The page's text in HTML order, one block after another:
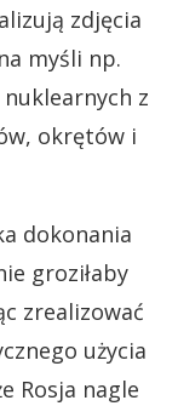
zdjęcia
myśli np.
z
okrętów i
dokonania
groziłaby
zrealizować
użycia
Rosja nagle